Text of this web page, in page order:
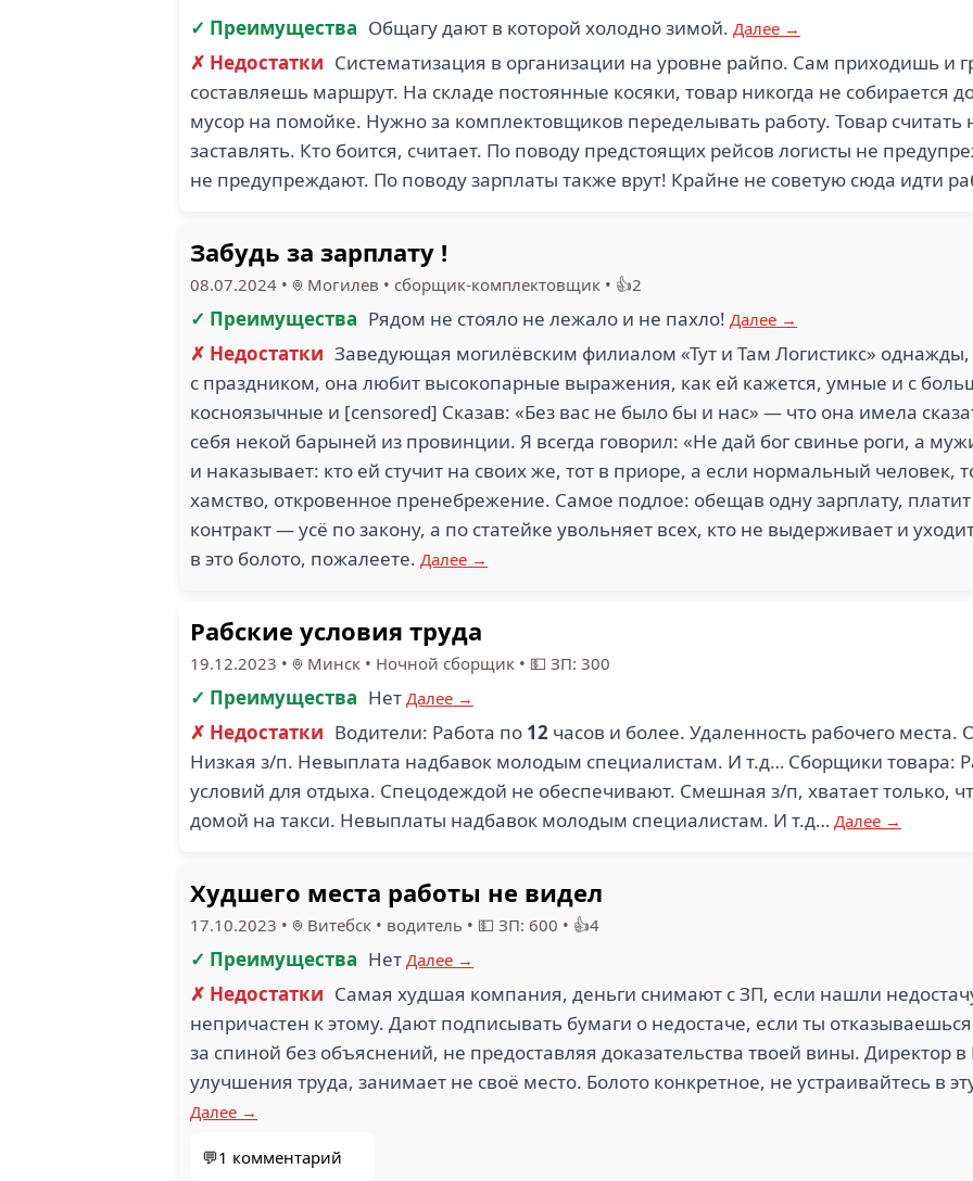
✓ Преимущества Общагу дают в которой холодно зимой. Далее →
✗ Недостатки Систематизация в организации на уровне райпо. Сам приходишь и
составляешь маршрут. На складе постоянные косяки, товар никогда не собирается
мусор на помойке. Нужно за комплектовщиков переделывать работу. Товар
заставлять. Кто боится, считает. По поводу предстоящих рейсов логисты не
не предупреждают. По поводу зарплаты также врут! Крайне не советую сюда идти
Забудь за зарплату !
08.07.2024 • Могилев • сборщик-комплектовщик • 👍2
✓ Преимущества Рядом не стояло не лежало и не пахло! Далее →
✗ Недостатки Заведующая могилёвским филиалом «Тут и Там Логистикс» однажды,
с праздником, она любит высокопарные выражения, как ей кажется, умные и с
косноязычные и [censored] Сказав: «Без вас не было бы и нас» — что она имела
себя некой барыней из провинции. Я всегда говорил: «Не дай бог свинье роги, а
и наказывает: кто ей стучит на своих же, тот в приоре, а если нормальный человек,
хамство, откровенное пренебрежение. Самое подлое: обещав одну зарплату,
контракт — усё по закону, а по статейке увольняет всех, кто не выдерживает и
в это болото, пожалеете. Далее →
Рабские условия труда
19.12.2023 • Минск • Ночной сборщик • 💵 ЗП: 300
✓ Преимущества Нет Далее →
✗ Недостатки Водители: Работа по 12 часов и более. Удаленность рабочего
Низкая з/п. Невыплата надбавок молодым специалистам. И т.д… Сборщики товара:
условий для отдыха. Спецодеждой не обеспечивают. Смешная з/п, хватает только,
домой на такси. Невыплаты надбавок молодым специалистам. И т.д… Далее →
Худшего места работы не видел
17.10.2023 • Витебск • водитель • 💵 ЗП: 600 • 👍4
✓ Преимущества Нет Далее →
✗ Недостатки Самая худшая компания, деньги снимают с ЗП, если нашли
непричастен к этому. Дают подписывать бумаги о недостаче, если ты
за спиной без объяснений, не предоставляя доказательства твоей вины. Директор
улучшения труда, занимает не своё место. Болото конкретное, не устраивайтесь в
Далее →
💬1 комментарий